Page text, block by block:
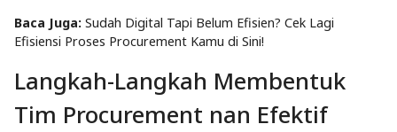
Baca Juga: Sudah Digital Tapi Belum Efisien? Cek Lagi
Efisiensi Proses Procurement Kamu di Sini!
Langkah-Langkah Membentuk
Tim Procurement nan Efektif